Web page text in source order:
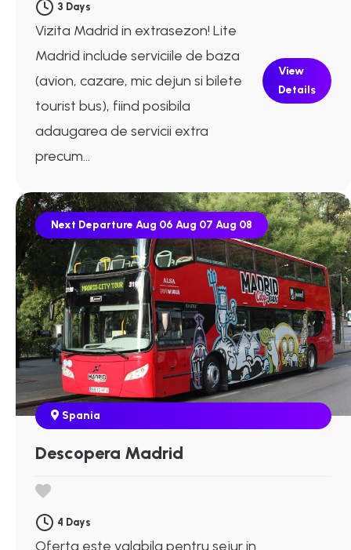
3 Days
Vizita Madrid in extrasezon! Lite
Madrid include serviciile de baza
(avion, cazare, mic dejun si bilete
tourist bus), fiind posibila
adaugarea de servicii extra
precum...
View
Details
Next Departure Aug 06 Aug 07 Aug 08
Spania
Descopera Madrid
4 Days
Oferta este valabila pentru sejur in